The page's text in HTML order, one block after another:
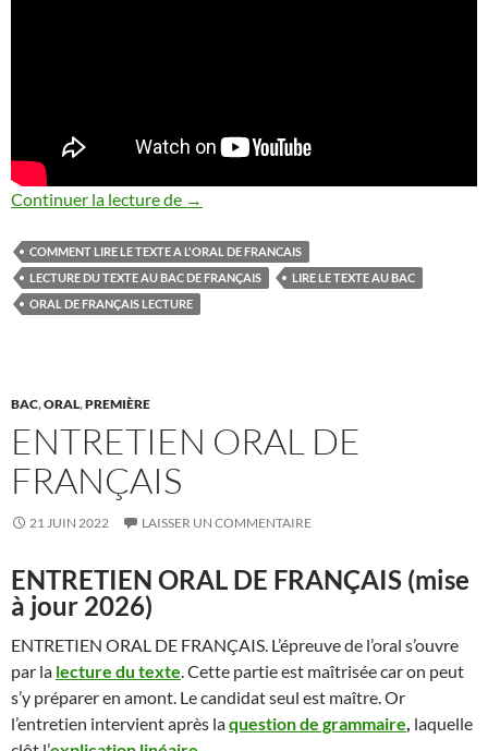
Continuer la lecture de COMMENT LIRE LE TEXTE A L’ORAL
→
COMMENT LIRE LE TEXTE A L'ORAL DE FRANCAIS
LECTURE DU TEXTE AU BAC DE FRANÇAIS
LIRE LE TEXTE AU BAC
ORAL DE FRANÇAIS LECTURE
BAC,ORAL,PREMIÈRE
ENTRETIEN ORAL DE
FRANÇAIS
21 JUIN 2022 LAISSER UN COMMENTAIRE
ENTRETIEN ORAL DE FRANÇAIS (mise
à jour 2026)
ENTRETIEN ORAL DE FRANÇAIS. L’épreuve de l’oral s’ouvre
par la lecture du texte . Cette partie est maîtrisée car on peut
s’y préparer en amont. Le candidat seul est maître. Or
l’entretien intervient après laquestion de grammaire laquelle